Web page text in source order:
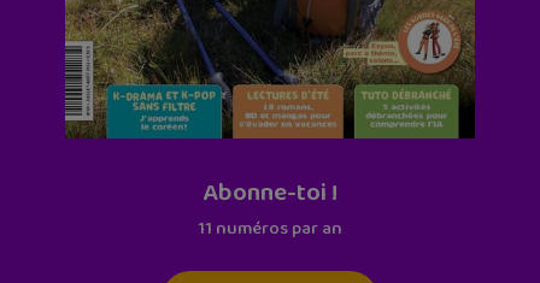
Abonne-toi !
11 numéros par an